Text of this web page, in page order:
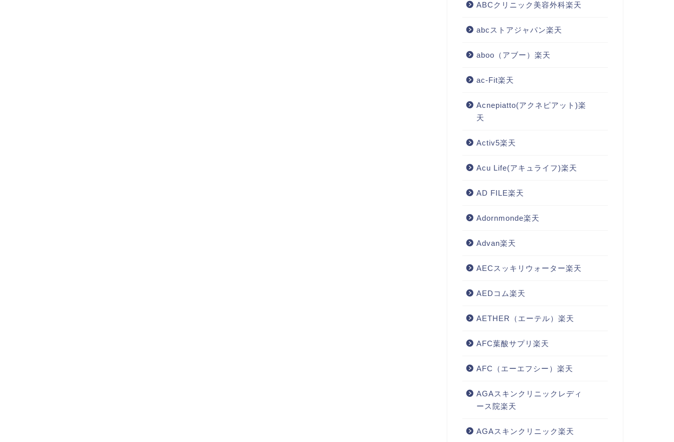
ABCクリニック美容外科楽天
abcストアジャパン楽天
aboo（アブー）楽天
ac-Fit楽天
Acnepiatto(アクネピアット)楽
天
Activ5楽天
Acu Life(アキュライフ)楽天
AD FILE楽天
Adornmonde楽天
Advan楽天
AECスッキリウォーター楽天
AEDコム楽天
AETHER（エーテル）楽天
AFC葉酸サプリ楽天
AFC（エーエフシー）楽天
AGAスキンクリニックレディ
ース院楽天
AGAスキンクリニック楽天